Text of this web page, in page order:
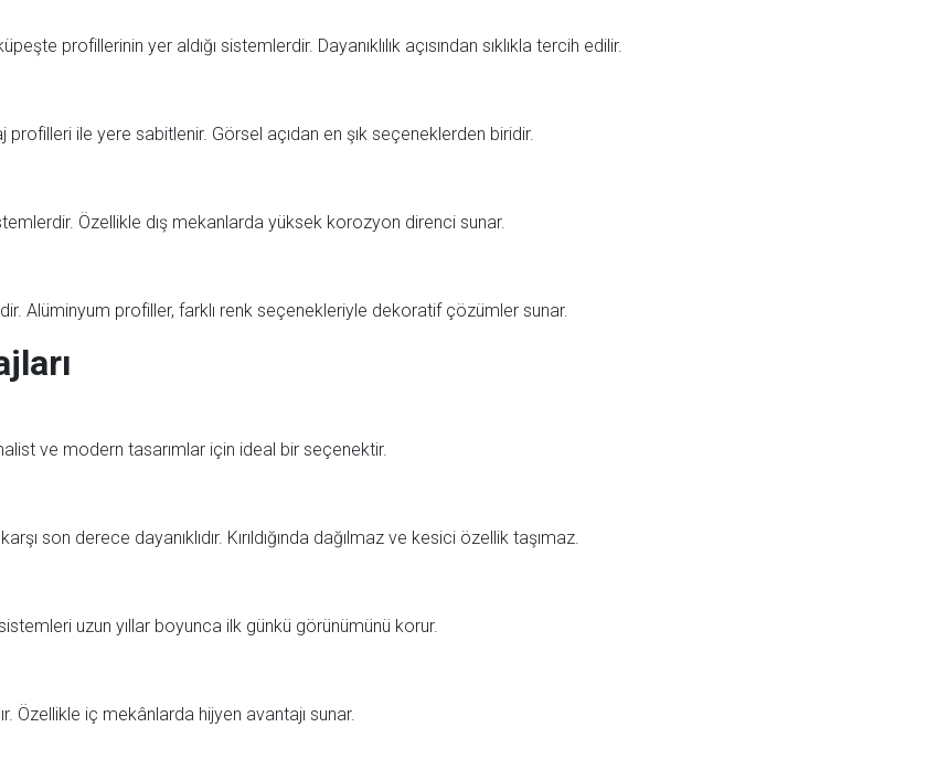
profillerinin yer aldığı sistemlerdir. Dayanıklılık açısından sıklıkla tercih edilir.
profilleri ile yere sabitlenir. Görsel açıdan en şık seçeneklerden biridir.
Özellikle dış mekanlarda yüksek korozyon direnci sunar.
Alüminyum profiller, farklı renk seçenekleriyle dekoratif çözümler sunar.
ve modern tasarımlar için ideal bir seçenektir.
son derece dayanıklıdır. Kırıldığında dağılmaz ve kesici özellik taşımaz.
uzun yıllar boyunca ilk günkü görünümünü korur.
Özellikle iç mekânlarda hijyen avantajı sunar.